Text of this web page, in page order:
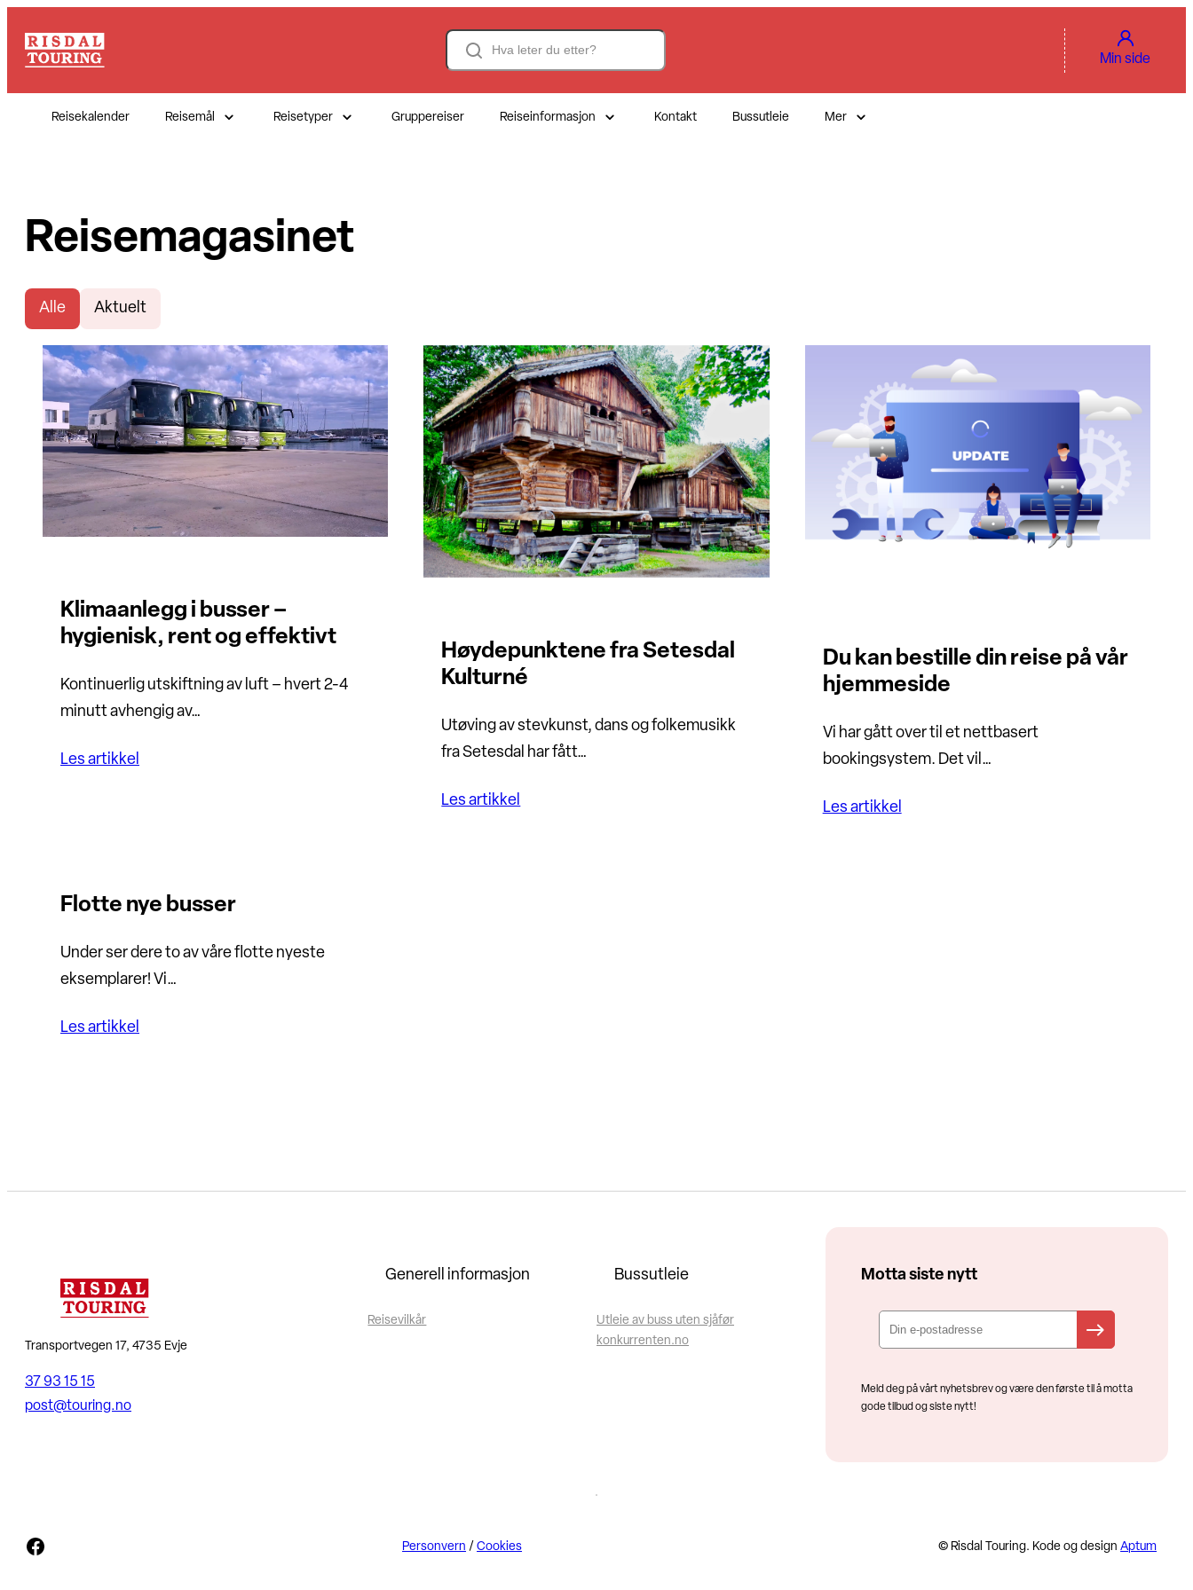
Search
Min side
Reisekalender Reisemål Reisetyper Gruppereiser Reiseinformasjon Kontakt Bussutleie Mer
Reisemagasinet
Alle Aktuelt
Klimaanlegg i busser –
hygienisk, rent og effektivt
Kontinuerlig utskiftning av luft – hvert 2-4
minutt avhengig av…
Les artikkel
Høydepunktene fra Setesdal
Kulturné
Utøving av stevkunst, dans og folkemusikk
fra Setesdal har fått…
Les artikkel
Du kan bestille din reise på vår
hjemmeside
Vi har gått over til et nettbasert
bookingsystem. Det vil…
Les artikkel
Flotte nye busser
Under ser dere to av våre flotte nyeste
eksemplarer! Vi…
Les artikkel
Transportvegen 17, 4735 Evje
37 93 15 15
post@touring.no
Generell informasjon
Reisevilkår
Bussutleie
Utleie av buss uten sjåfør
konkurrenten.no
Motta siste nytt
Meld deg på vårt nyhetsbrev og være den første til å motta
gode tilbud og siste nytt!
Facebook Personvern /Cookies © Risdal Touring. Kode og designAptum